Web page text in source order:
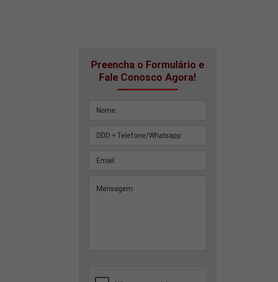
Preencha o Formulário e
Fale Conosco Agora!